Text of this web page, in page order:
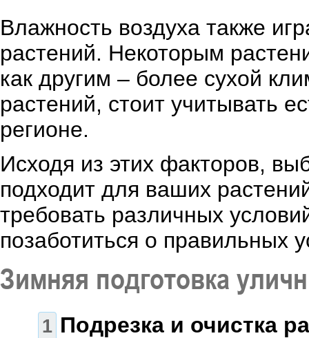
Влажность воздуха также
растений. Некоторым
как другим – более сухой
растений, стоит учитывать
регионе.
Исходя из этих факторов,
подходит для ваших
требовать различных
позаботиться о правильных
Зимняя подготовка
Подрезка и очистка